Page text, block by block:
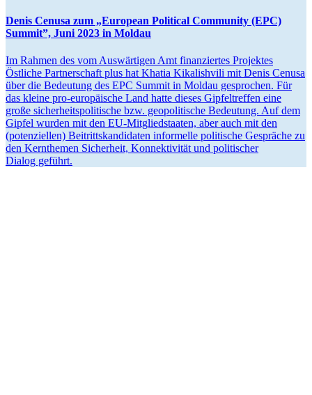
Denis Cenusa zum „European Political Community (EPC)
Summit”, Juni 2023 in Moldau
Im Rahmen des vom Auswär­tigen Amt finan­ziertes Projektes
Östliche Partner­schaft plus hat Khatia Kikalishvili mit Denis Cenusa
über die Bedeutung des EPC Summit in Moldau gesprochen. Für
das kleine pro-europäische Land hatte dieses Gipfel­treffen eine
große sicher­heits­po­li­tische bzw. geopo­li­tische Bedeutung. Auf dem
Gipfel wurden mit den EU-Mitglied­staaten, aber auch mit den
(poten­zi­ellen) Beitritts­kan­di­daten infor­melle politische Gespräche zu
den Kernthemen Sicherheit, Konnek­ti­vität und politi­scher
Dialog geführt.